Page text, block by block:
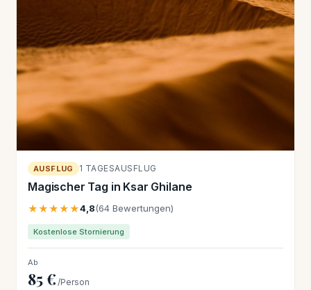
AUSFLUG 1 TAGESAUSFLUG
Magischer Tag in Ksar Ghilane
★★★★★4,8(64 Bewertungen)
Kostenlose Stornierung
Ab
85 € /Person